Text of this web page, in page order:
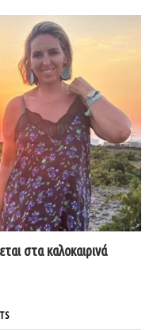
στα καλοκαιρινά